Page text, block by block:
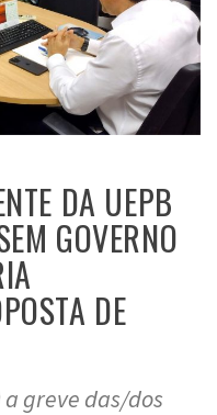
DA UEPB
GOVERNO
DE
greve das/dos